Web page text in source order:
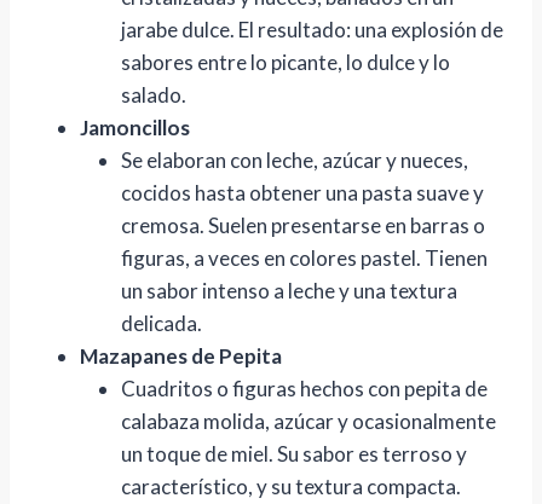
jarabe dulce. El resultado: una explosión de
sabores entre lo picante, lo dulce y lo
salado.
Jamoncillos
Se elaboran con leche, azúcar y nueces,
cocidos hasta obtener una pasta suave y
cremosa. Suelen presentarse en barras o
figuras, a veces en colores pastel. Tienen
un sabor intenso a leche y una textura
delicada.
Mazapanes de Pepita
Cuadritos o figuras hechos con pepita de
calabaza molida, azúcar y ocasionalmente
un toque de miel. Su sabor es terroso y
característico, y su textura compacta.